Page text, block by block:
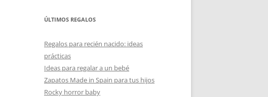
ÚLTIMOS REGALOS
Regalos para recién nacido: ideas
prácticas
Ideas para regalar a un bebé
Zapatos Made in Spain para tus hijos
Rocky horror baby